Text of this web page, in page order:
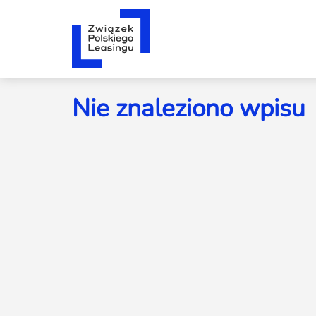
Nie znaleziono wpisu